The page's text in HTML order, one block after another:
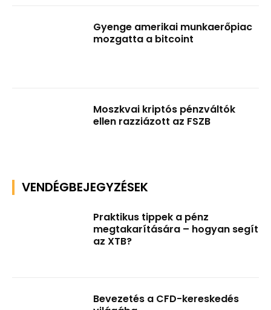
Gyenge amerikai munkaerőpiac
mozgatta a bitcoint
Moszkvai kriptós pénzváltók
ellen razziázott az FSZB
VENDÉGBEJEGYZÉSEK
Praktikus tippek a pénz
megtakarítására – hogyan segít
az XTB?
Bevezetés a CFD-kereskedés